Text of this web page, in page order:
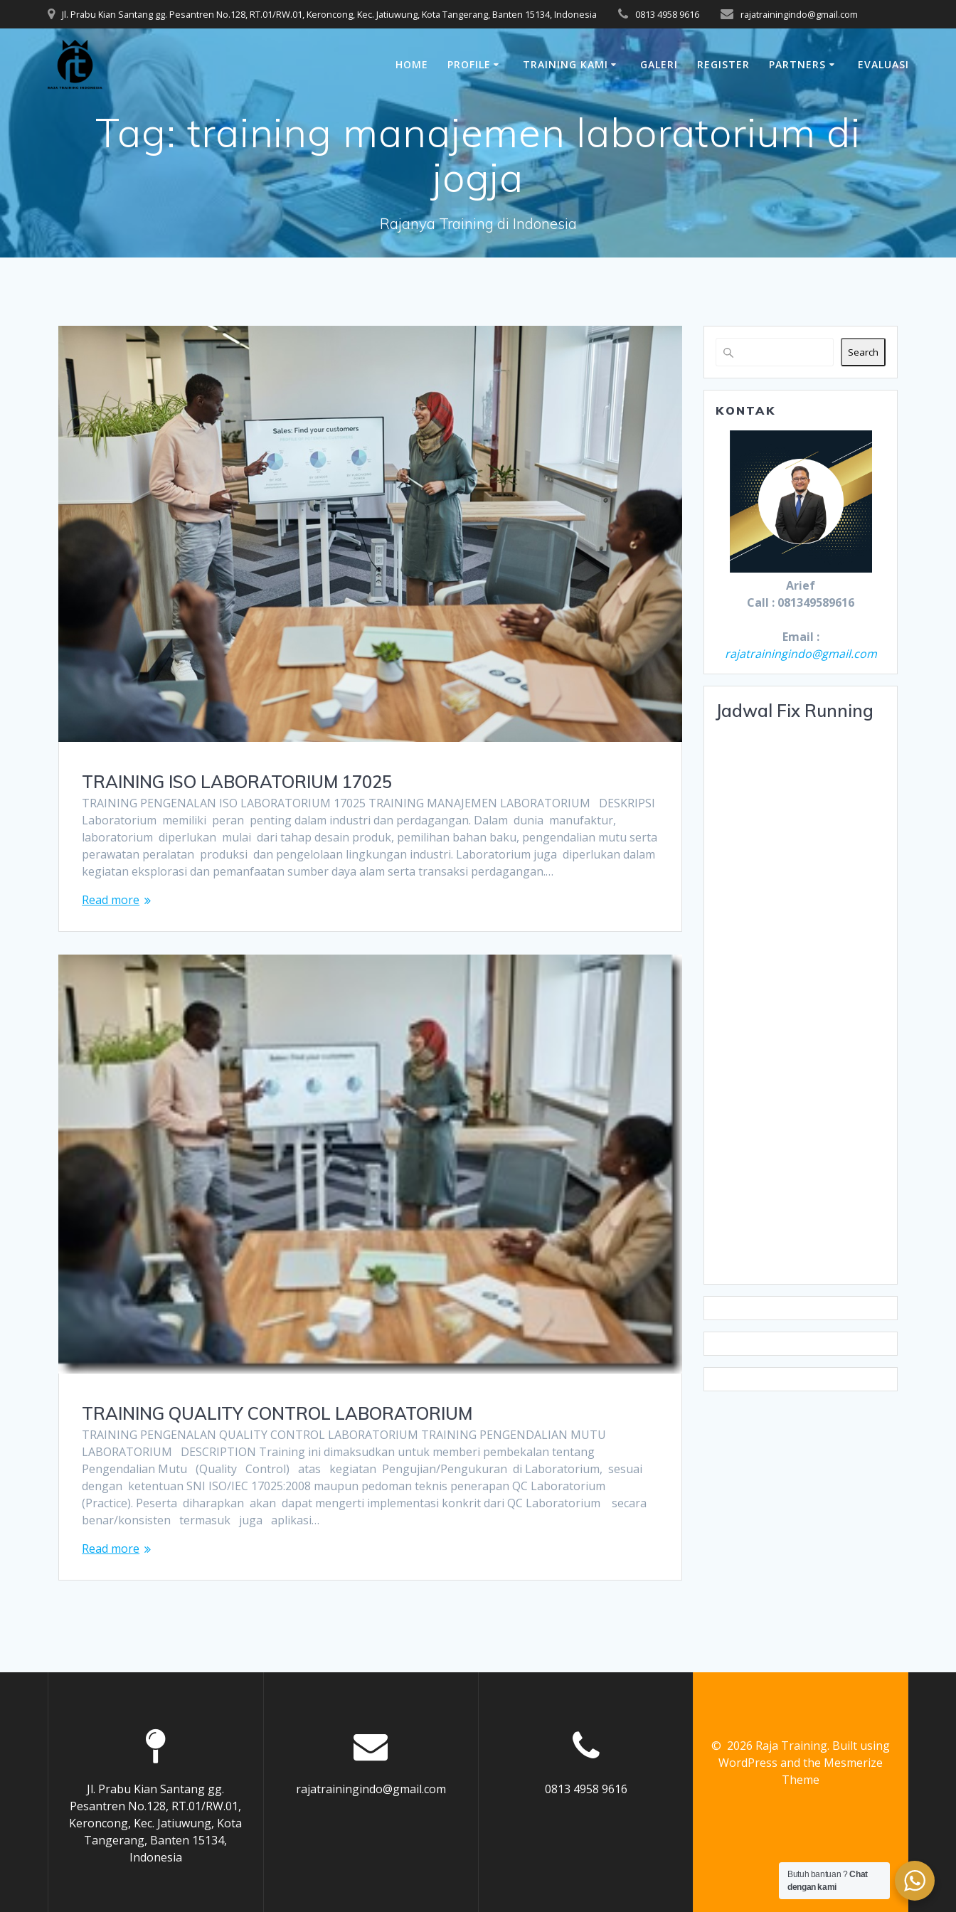
to
Jl. Prabu Kian Santang gg. Pesantren No.128, RT.01/RW.01, Keroncong, Kec. Jatiuwung, Kota Tangerang, Banten 15134, Indonesia 0813 4958 9616 rajatrainingindo@gmail.com
HOME PROFILE TRAINING KAMI GALERI REGISTER PARTNERS EVALUASI
Tag:training manajemen laboratorium di
jogja
Rajanya Training di Indonesia
TRAINING ISO LABORATORIUM 17025
TRAINING PENGENALAN ISO LABORATORIUM 17025 TRAINING MANAJEMEN LABORATORIUM DESKRIPSI
Laboratorium memiliki peran penting dalam industri dan perdagangan. Dalam dunia manufaktur,
laboratorium diperlukan mulai dari tahap desain produk, pemilihan bahan baku, pengendalian mutu serta
perawatan peralatan produksi dan pengelolaan lingkungan industri. Laboratorium juga diperlukan dalam
kegiatan eksplorasi dan pemanfaatan sumber daya alam serta transaksi perdagangan.…
Read more
TRAINING QUALITY CONTROL LABORATORIUM
TRAINING PENGENALAN QUALITY CONTROL LABORATORIUM TRAINING PENGENDALIAN MUTU
LABORATORIUM DESCRIPTION Training ini dimaksudkan untuk memberi pembekalan tentang
Pengendalian Mutu (Quality Control) atas kegiatan Pengujian/Pengukuran di Laboratorium, sesuai
dengan ketentuan SNI ISO/IEC 17025:2008 maupun pedoman teknis penerapan QC Laboratorium
(Practice). Peserta diharapkan akan dapat mengerti implementasi konkrit dari QC Laboratorium secara
benar/konsisten termasuk juga aplikasi…
Read more
Search
KONTAK
Arief
Call : 081349589616
Email :
rajatrainingindo@gmail.com
Jadwal Fix Running
Jl. Prabu Kian Santang gg.
Pesantren No.128, RT.01/RW.01,
Keroncong, Kec. Jatiuwung, Kota
Tangerang, Banten 15134,
Indonesia
rajatrainingindo@gmail.com 0813 4958 9616
© 2026 Raja Training. Built using
WordPress and the Mesmerize
Theme
Butuh bantuan ?Chat
dengan kami